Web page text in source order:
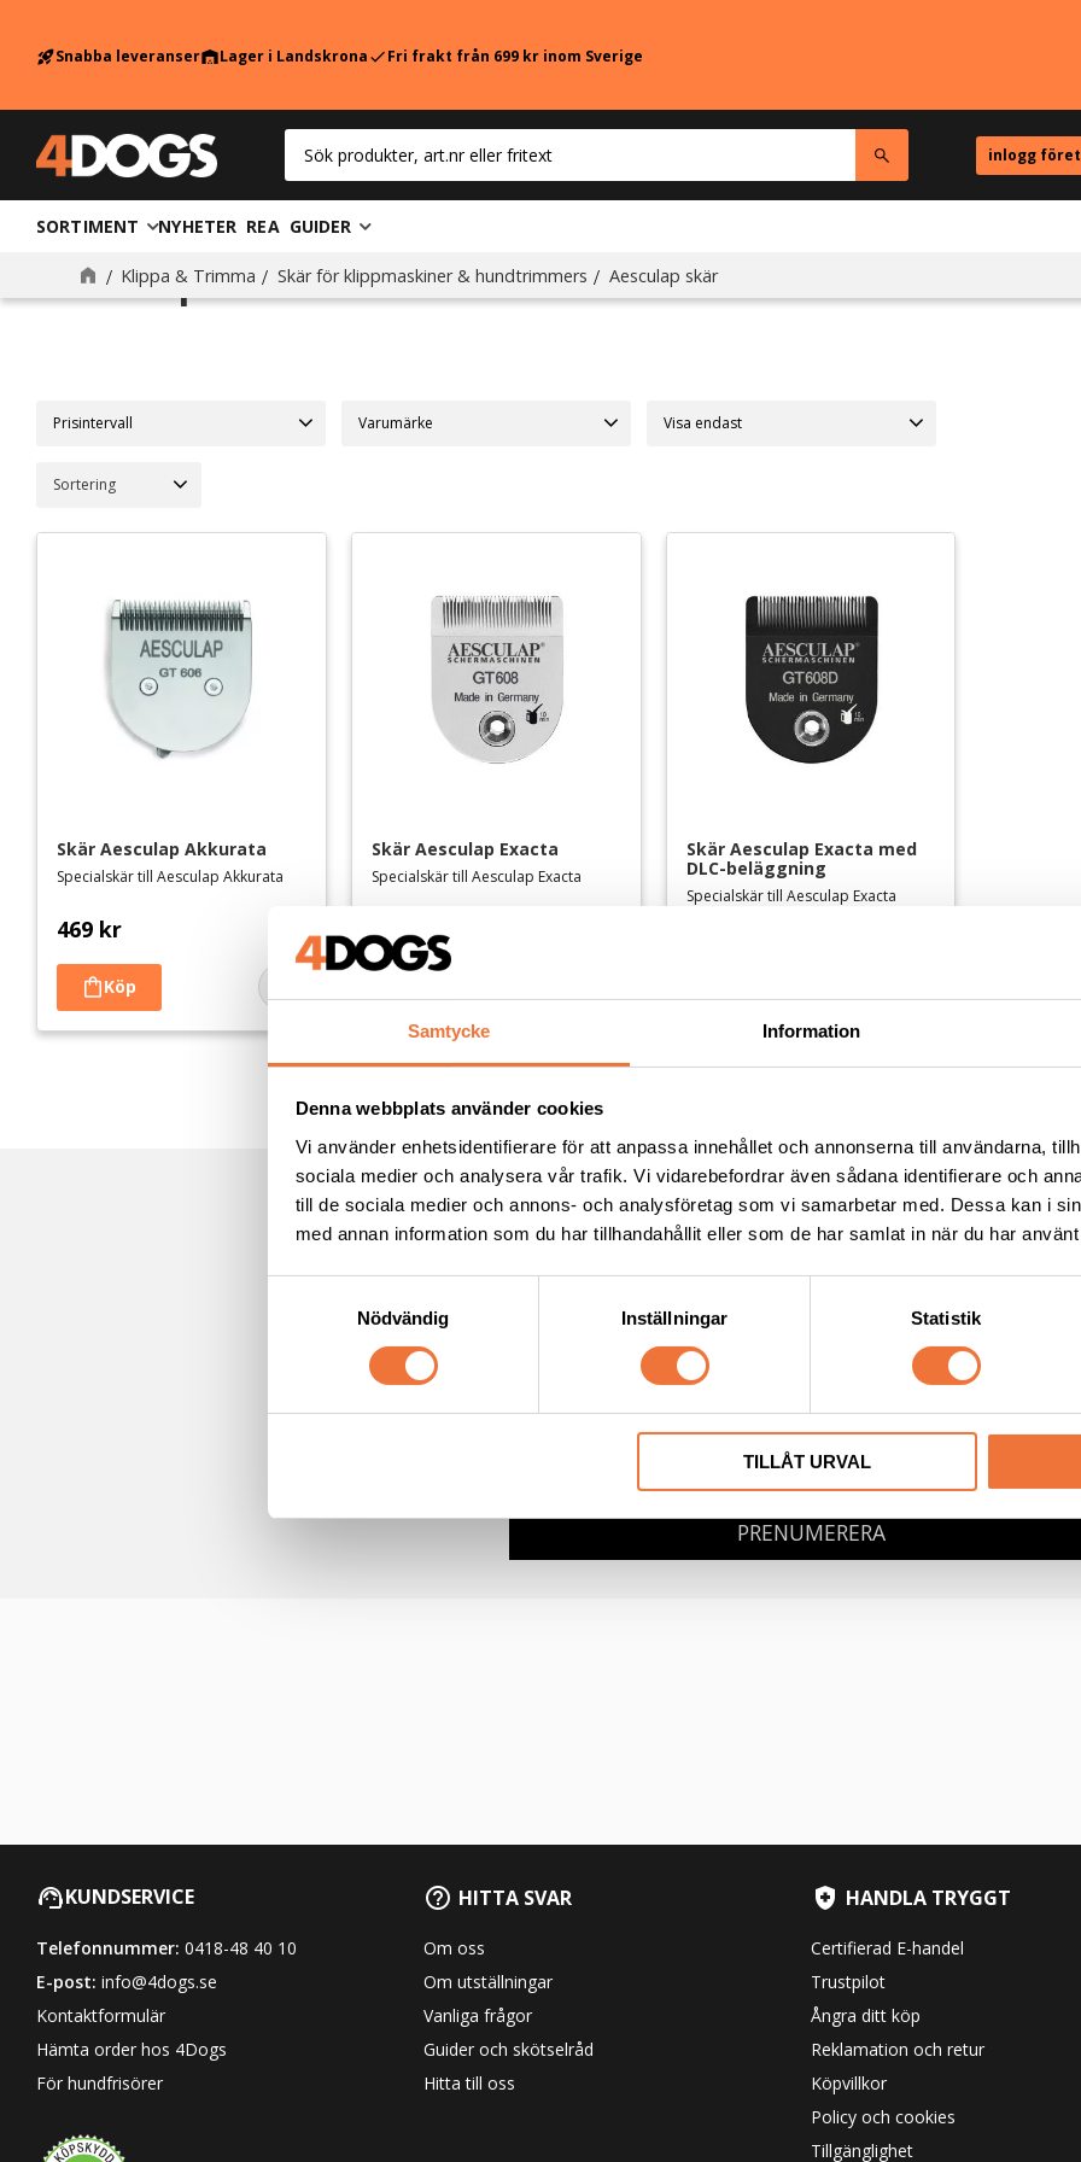
Samtycke Information
Denna webbplats använder cookies
Vi använder enhetsidentifierare för att anpassa innehållet och annonserna till användarna,
sociala medier och analysera vår trafik. Vi vidarebefordrar även sådana identifierare och
till de sociala medier och annons- och analysföretag som vi samarbetar med. Dessa kan i
med annan information som du har tillhandahållit eller som de har samlat in när du har
s
Nödvändig Inställningar Statistik
TILLÅT URVAL
rocket_launchSnabba leveranserwarehouseLager i LandskronacheckFri frakt från 699 kr inom Sverige
inlogg
SORTIMENT NYHETER REA GUIDER
Klippa & Trimma Skär för klippmaskiner & hundtrimmers Aesculap skär
Aesculap skär
Prisintervall Visa endast
Skär Aesculap Akkurata
Specialskär till Aesculap Akkurata
469 kr
Lägg till i favoriter
Skär Aesculap Exacta
Specialskär till Aesculap Exacta
399kr
Lägg till i favoriter
Skär Aesculap Exacta med
DLC-beläggning
Specialskär till Aesculap Exacta
Lägg till i favoriter
NYHETSBREV
*Obligatoriskt fält
E-post*
Jag samtycker till att ta emot nyhetsbrev från 4Dogs i enlighet med
PRENUMERERA
KUNDSERVICE
Telefonnummer: 0418-48 40 10
E-post: info@4dogs.se
Kontaktformulär
Hämta order hos 4Dogs
För hundfrisörer
HITTA SVAR
Om oss
Om utställningar
Vanliga frågor
Guider och skötselråd
Hitta till oss
HANDLA TRYGGT
Certifierad E-handel
Trustpilot
Ångra ditt köp
Reklamation och retur
Köpvillkor
Policy och cookies
Tillgänglighet